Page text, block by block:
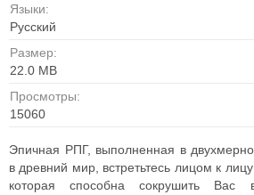
Языки:
Русский
Размер:
22.0 MB
Просмотры:
15060
Эпичная РПГ, выполненная в
в древний мир, встретьтесь лицом к
которая способна сокрушить